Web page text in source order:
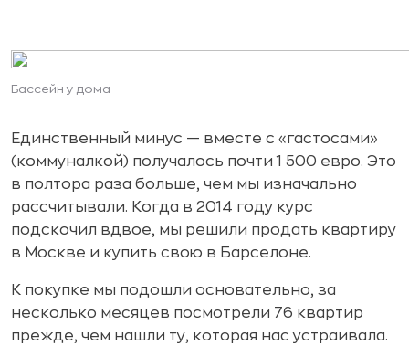
Бассейн у дома
Единственный минус — вместе с «гастосами»
(коммуналкой) получалось почти 1 500 евро. Это
в полтора раза больше, чем мы изначально
рассчитывали. Когда в 2014 году курс
подскочил вдвое, мы решили продать квартиру
в Москве и купить свою в Барселоне.
К покупке мы подошли основательно, за
несколько месяцев посмотрели 76 квартир
прежде, чем нашли ту, которая нас устраивала.